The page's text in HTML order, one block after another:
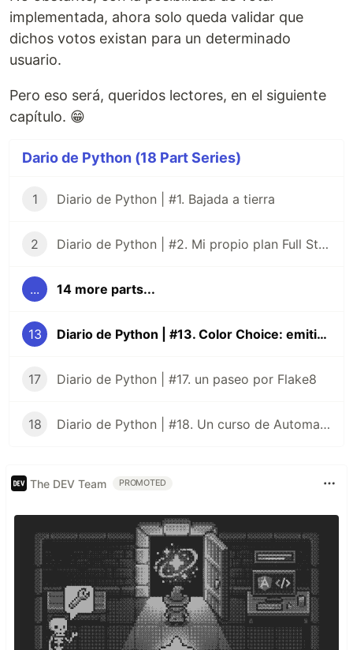
implementada, ahora solo queda validar que
dichos votos existan para un determinado
usuario.
Pero eso será, queridos lectores, en el siguiente
capítulo. 😁
Dario de Python (18 Part Series)
1 Diario de Python | #1. Bajada a tierra
2 Diario de Python | #2. Mi propio plan Full Stack
... 14 more parts...
13 Diario de Python | #13. Color Choice: emitir votos
17 Diario de Python | #17. un paseo por Flake8
18 Diario de Python | #18. Un curso de Automatizar cosas aburridas
The DEV Team PROMOTED